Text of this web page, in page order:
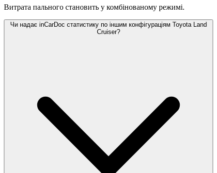
Витрата пального становить у комбінованому режимі.
Чи надає inCarDoc статистику по іншим конфігураціям Toyota Land
Cruiser?